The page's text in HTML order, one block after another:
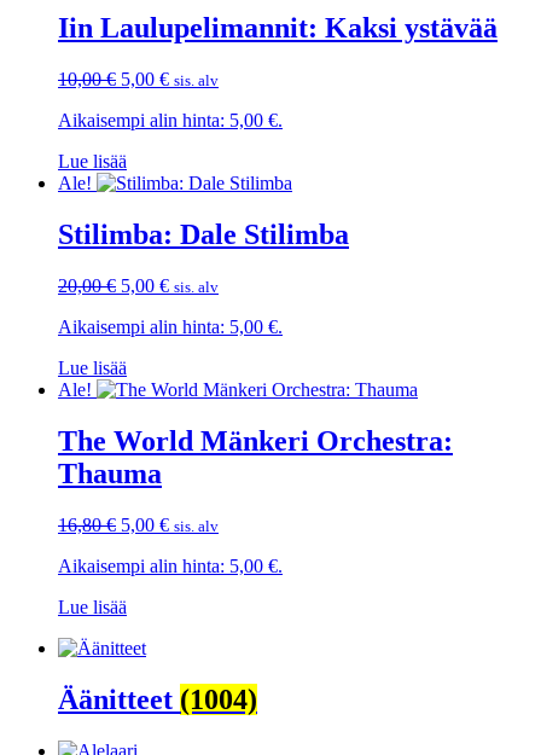
Iin Laulupelimannit: Kaksi ystävää
10,00€ Alkuperäinen
oli:
5,00 €Nykyinen
on:
sis. alv
Aikaisempi alin hinta: 5,00 €.
Lue lisää
Ale!
Stilimba: Dale Stilimba
20,00€ Alkuperäinen
oli:
5,00 €Nykyinen
on:
sis. alv
Aikaisempi alin hinta: 5,00 €.
Lue lisää
Ale!
The World Mänkeri Orchestra:
Thauma
16,80€ Alkuperäinen
oli:
5,00 €Nykyinen
on:
sis. alv
Aikaisempi alin hinta: 5,00 €.
Lue lisää
Äänitteet (1004)